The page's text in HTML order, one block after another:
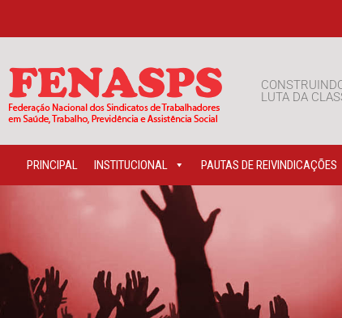
LUTA DA
PRINCIPAL INSTITUCIONAL PAUTAS DE REIVINDICAÇÕES